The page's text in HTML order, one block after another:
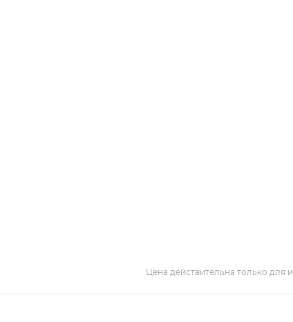
Цена действительна только для